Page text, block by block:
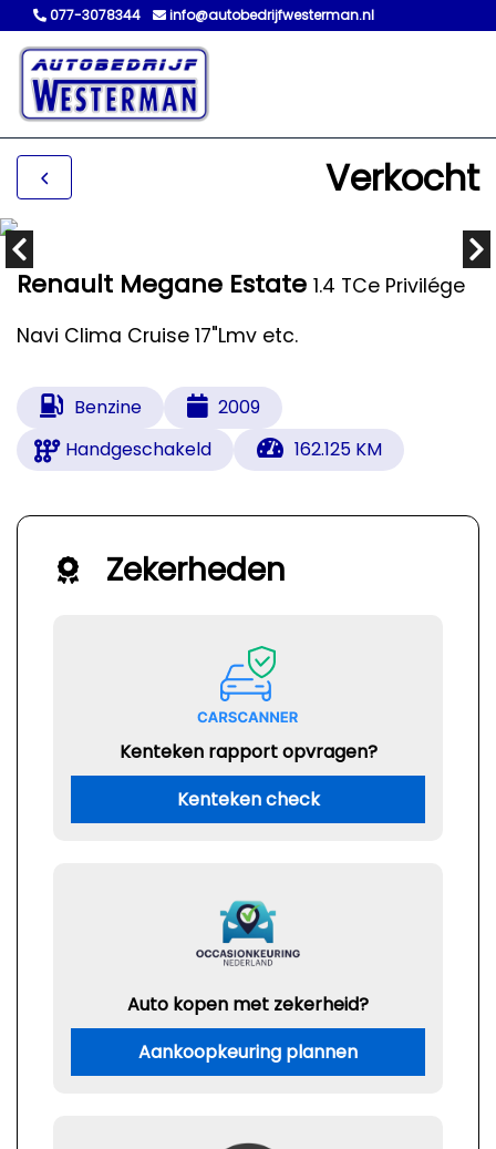
077-3078344 info@autobedrijfwesterman.nl
Verkocht
Renault Megane Estate 1.4 TCe Privilége
Navi Clima Cruise 17"Lmv etc.
Benzine
2009
Handgeschakeld
162.125 KM
Zekerheden
Kenteken rapport opvragen?
Kenteken check
Auto kopen met zekerheid?
Aankoopkeuring plannen